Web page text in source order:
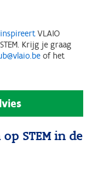
inspireertVLAIO
Krijg je graag
of het
STEM in de